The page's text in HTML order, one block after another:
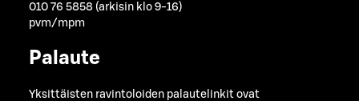
010 76 5858 (arkisin klo 9-16)
pvm/mpm
Palaute
Yksittäisten ravintoloiden palautelinkit ovat